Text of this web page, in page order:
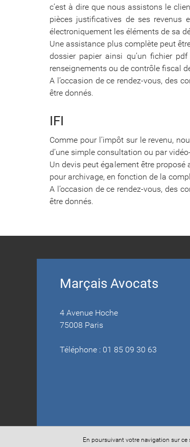
c’est à dire que nous assistons le
pièces justificatives de ses revenus
électroniquement les éléments de sa
Une assistance plus complète peut
dossier papier ainsi qu’un fichier
renseignements ou de contrôle fiscal
A l’occasion de ce rendez-vous, des
être donnés.
IFI
Comme pour l’impôt sur le revenu,
d’une simple consultation ou par
Un devis peut également être
pour archivage, en fonction de la
A l’occasion de ce rendez-vous, des
être donnés.
Marçais Avocats
4 Avenue Hoche
75008 Paris
Téléphone : 01 85 09 30 63
En poursuivant votre navigation sur